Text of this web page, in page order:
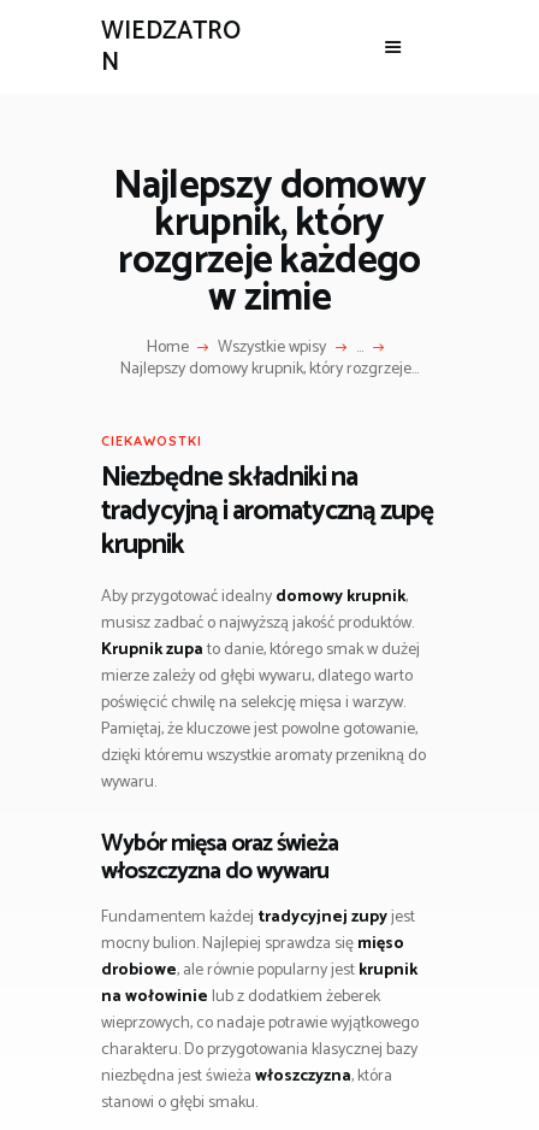
WIEDZATRO
N
Najlepszy domowy
krupnik, który
rozgrzeje każdego
w zimie
Home Wszystkie wpisy ...
Najlepszy domowy krupnik, który rozgrzeje...
CIEKAWOSTKI
Niezbędne składniki na
tradycyjną i aromatyczną zupę
krupnik
Aby przygotować idealnydomowy krupnik,
musisz zadbać o najwyższą jakość produktów.
Krupnik zupato danie, którego smak w dużej
mierze zależy od głębi wywaru, dlatego warto
poświęcić chwilę na selekcję mięsa i warzyw.
Pamiętaj, że kluczowe jest powolne gotowanie,
dzięki któremu wszystkie aromaty przenikną do
wywaru.
Wybór mięsa oraz świeża
włoszczyzna do wywaru
Fundamentem każdej tradycyjnej zupyjest
mocny bulion. Najlepiej sprawdza sięmięso
drobiowe, ale równie popularny jestkrupnik
na wołowinie lub z dodatkiem żeberek
wieprzowych, co nadaje potrawie wyjątkowego
charakteru. Do przygotowania klasycznej bazy
niezbędna jest świeżawłoszczyzna, która
stanowi o głębi smaku.